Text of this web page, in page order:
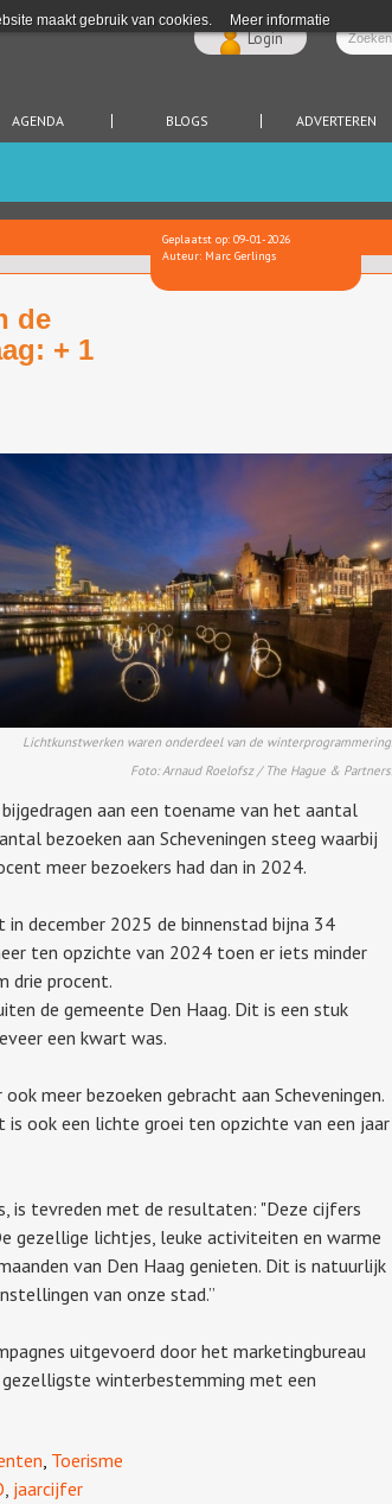
maakt gebruik van cookies. Meer informatie
Login
AGENDA BLOGS ADVERTEREN
Geplaatst op: 09-01-2026
Auteur: Marc Gerlings
de
+ 1
Lichtkunstwerken waren onderdeel van de winterprogrammering.
Foto: Arnaud Roelofsz / The Hague & Partners.
aan een toename van het aantal
bezoeken aan Scheveningen steeg waarbij
meer bezoekers had dan in 2024.
december 2025 de binnenstad bijna 34
ten opzichte van 2024 toen er iets minder
drie procent.
de gemeente Den Haag. Dit is een stuk
een kwart was.
meer bezoeken gebracht aan Scheveningen.
is ook een lichte groei ten opzichte van een jaar
is tevreden met de resultaten: "Deze cijfers
gezellige lichtjes, leuke activiteiten en warme
van Den Haag genieten. Dit is natuurlijk
van onze stad.”
uitgevoerd door het marketingbureau
winterbestemming met een
Toerisme
jaarcijfer